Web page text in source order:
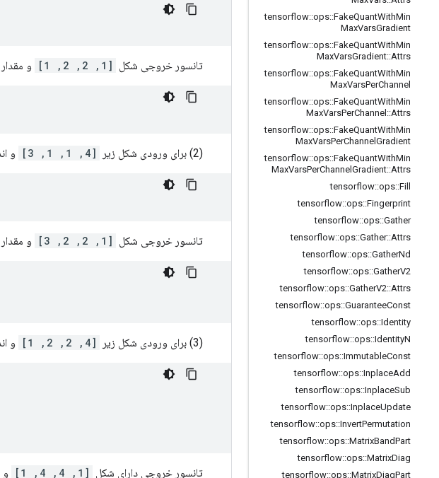
tensorflow::ops::FakeQuantWithMin
MaxVarsGradient
tensorflow::ops::FakeQuantWithMin
MaxVarsGradient::Attrs
tensorflow::ops::FakeQuantWithMin
MaxVarsPerChannel
tensorflow::ops::FakeQuantWithMin
MaxVarsPerChannel ::Attrs
tensorflow::ops::FakeQuantWithMin
MaxVarsPerChannel Gradient
tensorflow::ops::FakeQuantWithMin
MaxVarsPerChannel Gradient::Attrs
tensorflow::ops::Fill
tensorflow::ops::Fingerprint
tensorflow::ops::Gather
tensorflow::ops::Gather::Attrs
tensorflow::ops::GatherNd
tensorflow::ops::GatherV2
tensorflow::ops::GatherV2::Attrs
tensorflow::ops::GuaranteeConst
tensorflow::ops::Identity
tensorflow::ops::IdentityN
tensorflow::ops::ImmutableConst
tensorflow::ops::InplaceAdd
tensorflow::ops::InplaceSub
tensorflow::ops::InplaceUpdate
tensorflow::ops::InvertPermutation
tensorflow::ops::MatrixBandPart
tensorflow::ops::MatrixDiag
tensorflow::ops::MatrixDiagPart
تانسور خروجی شکل [1, 2, 2, 1] و
(2) برای ورودی شکل زیر [4, 1, 1, 3] و
تانسور خروجی شکل [1, 2, 2, 3] و
(3) برای ورودی شکل زیر [4, 2, 2, 1] و
تانسور خروجی دارای شکل [1, 4, 4, 1] و